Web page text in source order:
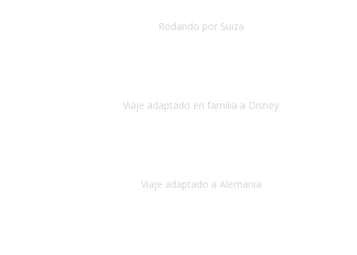
Rodando por Suiza
Viaje adaptado en familia a Disney
Viaje adaptado a Alemania